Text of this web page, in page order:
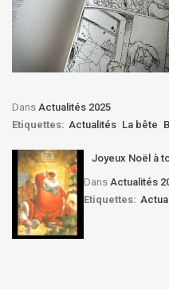
Dans Actualités 2025
Etiquettes: Actualités La bête
Joyeux Noël à
Dans Actualités
Etiquettes: